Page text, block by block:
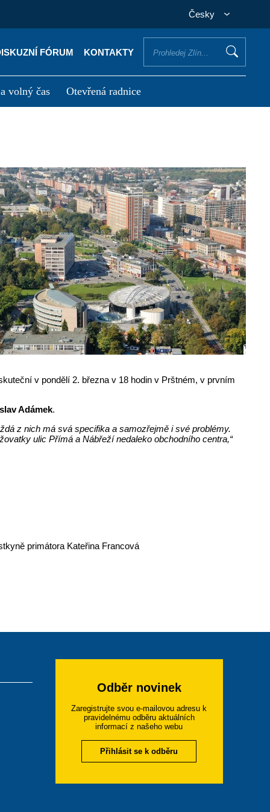
Česky
FÓRUM KONTAKTY
volný čas Otevřená radnice
v pondělí 2. března v 18 hodin v Prštném, v prvním
Adámek.
z nich má svá specifika a samozřejmě i své problémy.
ulic Přímá a Nábřeží nedaleko obchodního centra,“
primátora Kateřina Francová
Odběr novinek
Zaregistrujte svou e-mailovou adresu k
pravidelnému odběru aktuálních
informací z našeho webu
Přihlásit se k odběru